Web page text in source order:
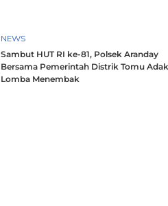
NEWS
Sambut HUT RI ke-81, Polsek Aranday
Bersama Pemerintah Distrik Tomu
Lomba Menembak